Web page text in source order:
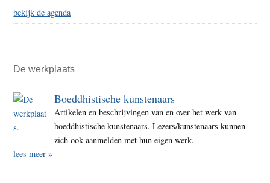
bekijk de agenda
De werkplaats
Boeddhistische kunstenaars
Artikelen en beschrijvingen van en over het werk van
boeddhistische kunstenaars. Lezers/kunstenaars kunnen
zich ook aanmelden met hun eigen werk.
lees meer »